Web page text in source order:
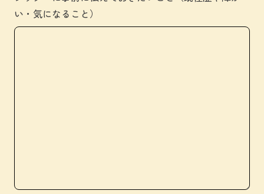
い・気になること）